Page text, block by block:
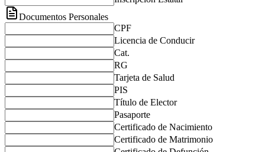
Documentos Personales
CPF
Licencia de Conducir
Cat.
RG
Tarjeta de Salud
PIS
Título de Elector
Pasaporte
Certificado de Nacimiento
Certificado de Matrimonio